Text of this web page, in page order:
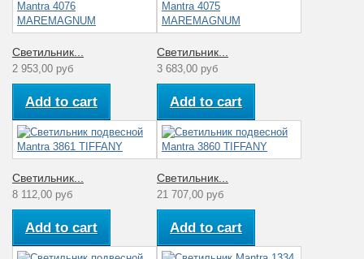
Светильник...
2 953,00 руб
Add to cart
Светильник...
3 683,00 руб
Add to cart
Светильник...
8 112,00 руб
Add to cart
Светильник...
21 707,00 руб
Add to cart